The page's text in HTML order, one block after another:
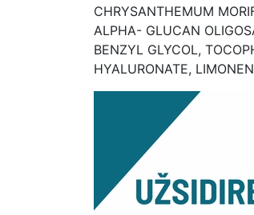
CHRYSANTHEMUM
ALPHA- GLUCAN
BENZYL GLYCOL,
HYALURONATE,